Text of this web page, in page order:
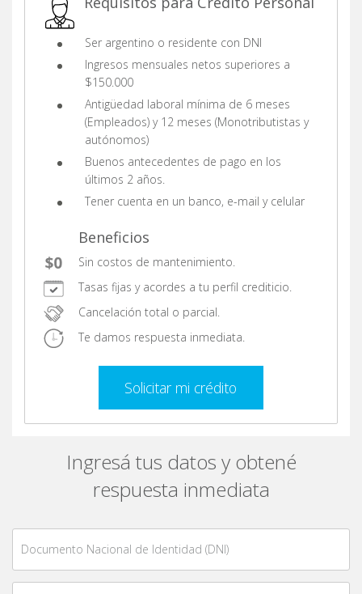
Ser argentino o residente con DNI
Ingresos mensuales netos superiores a
$150.000
Antigüedad laboral mínima de 6 meses
(Empleados) y 12 meses (Monotributistas y
autónomos)
Buenos antecedentes de pago en los
últimos 2 años.
Tener cuenta en un banco, e-mail y celular
Beneficios
Sin costos de mantenimiento.
Tasas fijas y acordes a tu perfil crediticio.
Cancelación total o parcial.
Te damos respuesta inmediata.
Solicitar mi crédito
Ingresá tus datos y obtené
respuesta inmediata
Documento Nacional de Identidad (DNI)